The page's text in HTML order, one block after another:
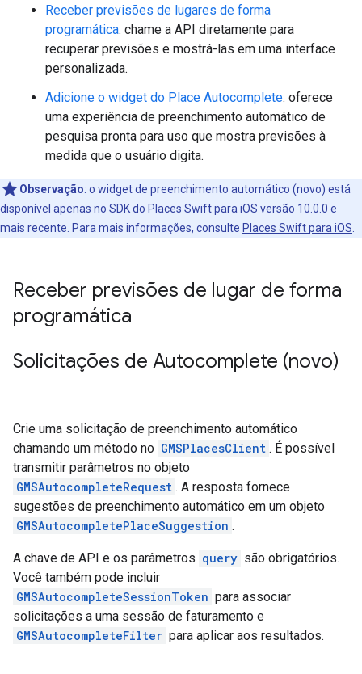
Receber previsões de lugares de forma
programática: chame a API diretamente para
recuperar previsões e mostrá-las em uma interface
personalizada.
Adicione o widget do Place Autocomplete: oferece
uma experiência de preenchimento automático de
pesquisa pronta para uso que mostra previsões à
medida que o usuário digita.
Observação: o widget de preenchimento automático (novo) está
disponível apenas no SDK do Places Swift para iOS versão 10.0.0 e
mais recente. Para mais informações, consulte Places Swift para iOS
Receber previsões de lugar de forma
programática
Solicitações de Autocomplete (novo)
Crie uma solicitação de preenchimento automático
chamando um método no GMSPlacesClient . É possível
transmitir parâmetros no objeto
GMSAutocompleteRequest . A resposta fornece
sugestões de preenchimento automático em um objeto
GMSAutocompletePlaceSuggestion .
A chave de API e os parâmetros query são obrigatórios.
Você também pode incluir
GMSAutocompleteSessionToken para associar
solicitações a uma sessão de faturamento e
GMSAutocompleteFilter para aplicar aos resultados.